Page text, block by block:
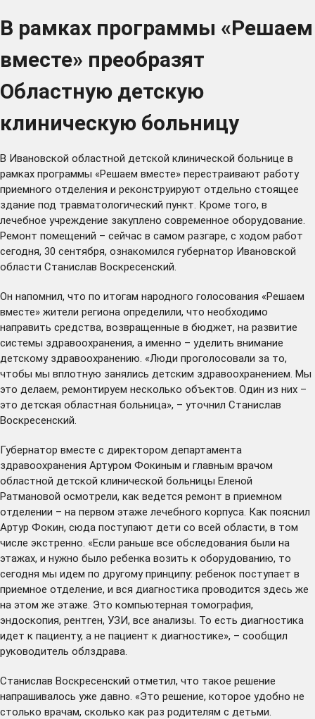
В рамках программы «Решаем
вместе» преобразят
Областную детскую
клиническую больницу
В Ивановской областной детской клинической больнице в
рамках программы «Решаем вместе» перестраивают работу
приемного отделения и реконструируют отдельно стоящее
здание под травматологический пункт. Кроме того, в
лечебное учреждение закуплено современное оборудование.
Ремонт помещений – сейчас в самом разгаре, с ходом работ
сегодня, 30 сентября, ознакомился губернатор Ивановской
области Станислав Воскресенский.
Он напомнил, что по итогам народного голосования «Решаем
вместе» жители региона определили, что необходимо
направить средства, возвращенные в бюджет, на развитие
системы здравоохранения, а именно – уделить внимание
детскому здравоохранению. «Люди проголосовали за то,
чтобы мы вплотную занялись детским здравоохранением. Мы
это делаем, ремонтируем несколько объектов. Один из них –
это детская областная больница», – уточнил Станислав
Воскресенский.
Губернатор вместе с директором департамента
здравоохранения Артуром Фокиным и главным врачом
областной детской клинической больницы Еленой
Ратмановой осмотрели, как ведется ремонт в приемном
отделении – на первом этаже лечебного корпуса. Как пояснил
Артур Фокин, сюда поступают дети со всей области, в том
числе экстренно. «Если раньше все обследования были на
этажах, и нужно было ребенка возить к оборудованию, то
сегодня мы идем по другому принципу: ребенок поступает в
приемное отделение, и вся диагностика проводится здесь же
на этом же этаже. Это компьютерная томография,
эндоскопия, рентген, УЗИ, все анализы. То есть диагностика
идет к пациенту, а не пациент к диагностике», – сообщил
руководитель облздрава.
Станислав Воскресенский отметил, что такое решение
напрашивалось уже давно. «Это решение, которое удобно не
столько врачам, сколько как раз родителям с детьми.